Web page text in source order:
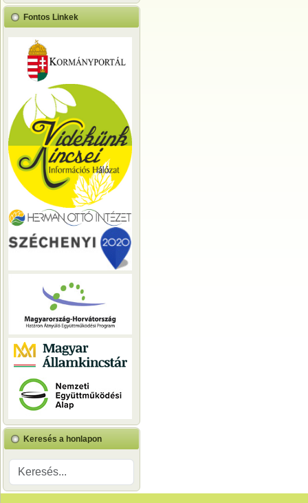
Fontos Linkek
Keresés a honlapon